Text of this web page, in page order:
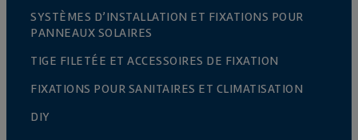
SYSTÈMES D’INSTALLATION ET FIXATIONS POUR
PANNEAUX SOLAIRES
TIGE FILETÉE ET ACCESSOIRES DE FIXATION
FIXATIONS POUR SANITAIRES ET CLIMATISATION
DIY